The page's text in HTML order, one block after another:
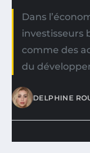
Dans
investisseurs
comme des
du
DELPHINE